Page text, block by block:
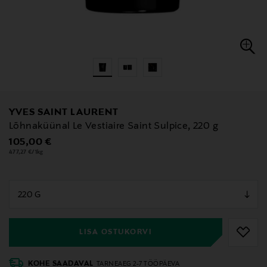
YVES SAINT LAURENT
Lõhnaküünal Le Vestiaire Saint Sulpice, 220 g
Original Price
105,00 €
477,27 €/1kg
LISA OSTUKORVI
KOHE SAADAVAL TARNEAEG 2-7 TÖÖPÄEVA